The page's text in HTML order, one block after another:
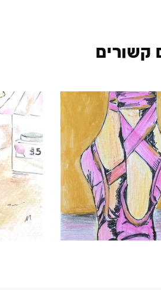
קשורים